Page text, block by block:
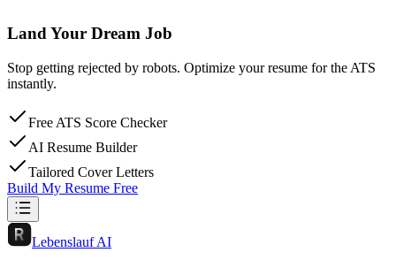
Land Your Dream Job
Stop getting rejected by robots. Optimize your resume for the ATS
instantly.
Free ATS Score Checker
AI Resume Builder
Tailored Cover Letters
Build My Resume Free
Lebenslauf AI